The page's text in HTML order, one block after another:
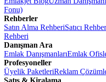
Fonu)
Rehberler
Satın Alma RehberiSatıcı
Rehberi
Danışman Ara
Emlak DanışmanlarıEmlak
Profesyoneller
Üyelik PaketleriReklam
Satış & Kiralama